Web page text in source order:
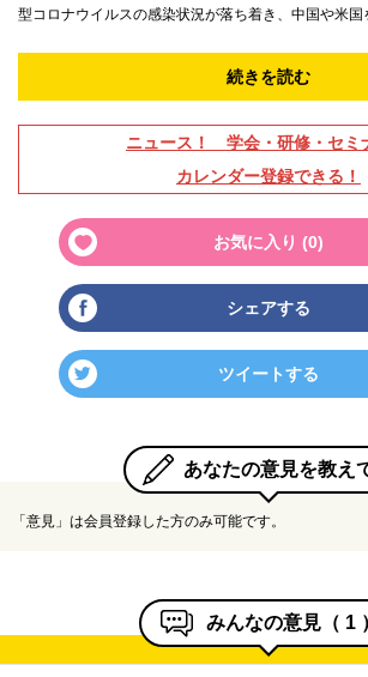
型コロナウイルスの感染状況が落ち着き、中国や米国
続きを読む
ニュース！ 学会・研修・セミ
カレンダー登録できる！
お気に入り (0)
シェアする
ツイートする
あなたの意見を教え
「意見」は会員登録した方のみ可能です。
みんなの意見（ 1 ）